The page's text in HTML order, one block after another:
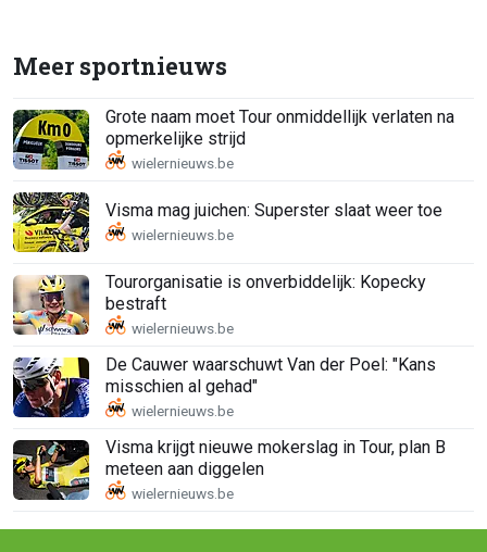
Meer sportnieuws
Grote naam moet Tour onmiddellijk verlaten na
opmerkelijke strijd
Visma mag juichen: Superster slaat weer toe
Tourorganisatie is onverbiddelijk: Kopecky
bestraft
De Cauwer waarschuwt Van der Poel: "Kans
misschien al gehad"
Visma krijgt nieuwe mokerslag in Tour, plan B
meteen aan diggelen